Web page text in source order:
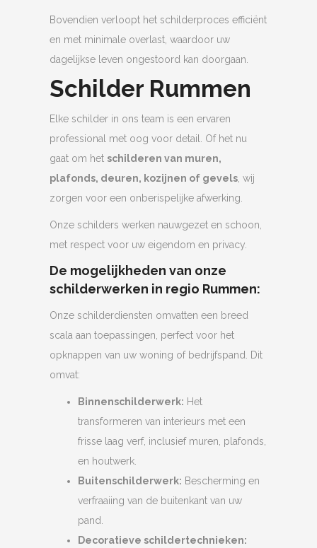
Bovendien verloopt het schilderproces efficiënt
en met minimale overlast, waardoor uw
dagelijkse leven ongestoord kan doorgaan.
Schilder Rummen
Elke schilder in ons team is een ervaren
professional met oog voor detail. Of het nu
gaat om het schilderen van muren,
plafonds, deuren, kozijnen of gevels, wij
zorgen voor een onberispelijke afwerking.
Onze schilders werken nauwgezet en schoon,
met respect voor uw eigendom en privacy.
De mogelijkheden van onze
schilderwerken in regio Rummen:
Onze schilderdiensten omvatten een breed
scala aan toepassingen, perfect voor het
opknappen van uw woning of bedrijfspand. Dit
omvat:
Binnenschilderwerk: Het
transformeren van interieurs met een
frisse laag verf, inclusief muren, plafonds,
en houtwerk.
Buitenschilderwerk: Bescherming en
verfraaiing van de buitenkant van uw
pand.
Decoratieve schildertechnieken: